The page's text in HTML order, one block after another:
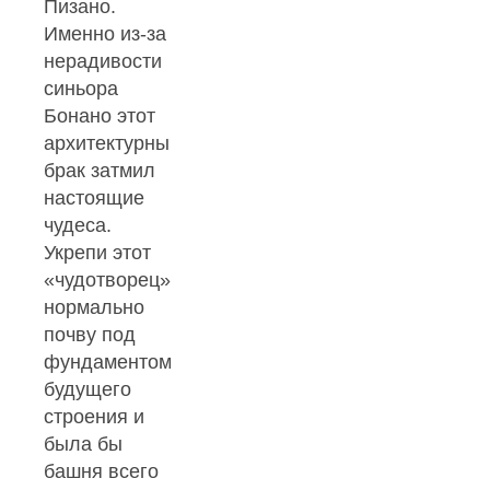
Пизано.
Именно из-за
нерадивости
синьора
Бонано этот
архитектурный
брак затмил
настоящие
чудеса.
Укрепи этот
«чудотворец»
нормально
почву под
фундаментом
будущего
строения и
была бы
башня всего